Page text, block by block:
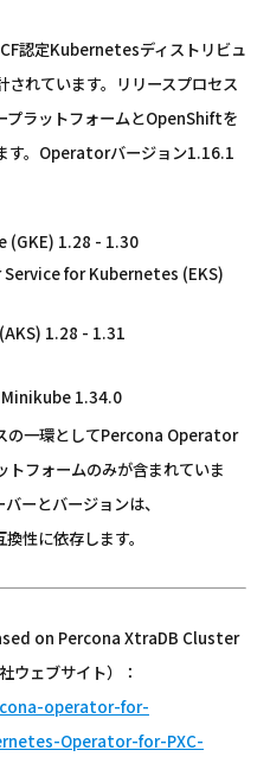
認定Kubernetesディストリビュ
れています。リリースプロセス
プラットフォームとOpenShiftを
す。Operatorバージョン1.16.1
(GKE) 1.28 - 1.30
for Kubernetes (EKS)
1.28 - 1.31
1.34.0
の一環としてPercona Operator
トフォームのみが含まれていま
ーとバージョンは、
性に依存します。
on Percona XtraDB Cluster
ウェブサイト）：
operator-for-
Operator-for-PXC-